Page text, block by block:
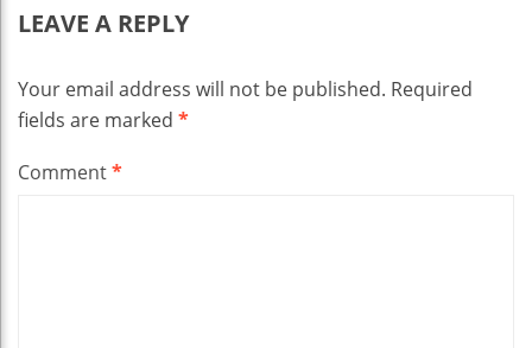
LEAVE A REPLY
Your email address will not be published. Required
fields are marked *
Comment*